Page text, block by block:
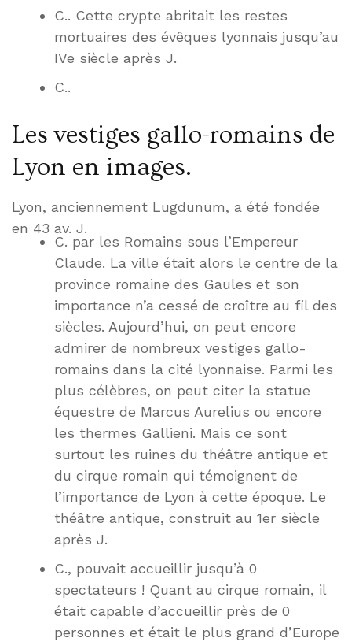
C.. Cette crypte abritait les restes
mortuaires des évêques lyonnais jusqu’au
IVe siècle après J.
C..
Les vestiges gallo-romains de
Lyon en images.
Lyon, anciennement Lugdunum, a été fondée
en 43 av. J.
C. par les Romains sous l’Empereur
Claude. La ville était alors le centre de la
province romaine des Gaules et son
importance n’a cessé de croître au fil des
siècles. Aujourd’hui, on peut encore
admirer de nombreux vestiges gallo-
romains dans la cité lyonnaise. Parmi les
plus célèbres, on peut citer la statue
équestre de Marcus Aurelius ou encore
les thermes Gallieni. Mais ce sont
surtout les ruines du théâtre antique et
du cirque romain qui témoignent de
l’importance de Lyon à cette époque. Le
théâtre antique, construit au 1er siècle
après J.
C., pouvait accueillir jusqu’à 0
spectateurs ! Quant au cirque romain, il
était capable d’accueillir près de 0
personnes et était le plus grand d’Europe